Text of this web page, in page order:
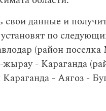
свои данные и
по
(район
- Караганда
- Аягоз -